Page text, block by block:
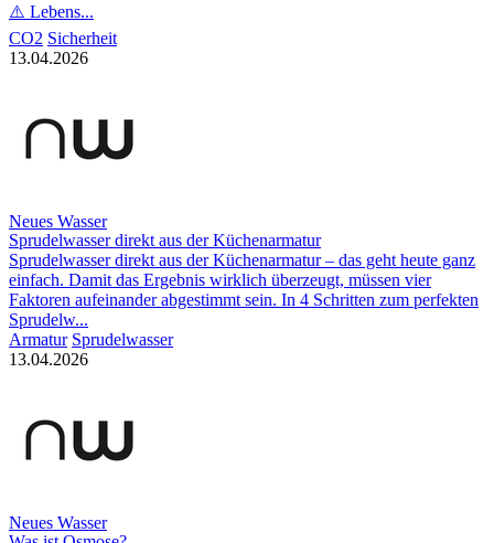
⚠️ Lebens...
CO2 Sicherheit
13.04.2026
Neues Wasser
Sprudelwasser direkt aus der Küchenarmatur
Sprudelwasser direkt aus der Küchenarmatur – das geht heute ganz
einfach. Damit das Ergebnis wirklich überzeugt, müssen vier
Faktoren aufeinander abgestimmt sein. In 4 Schritten zum perfekten
Sprudelw...
Armatur Sprudelwasser
13.04.2026
Neues Wasser